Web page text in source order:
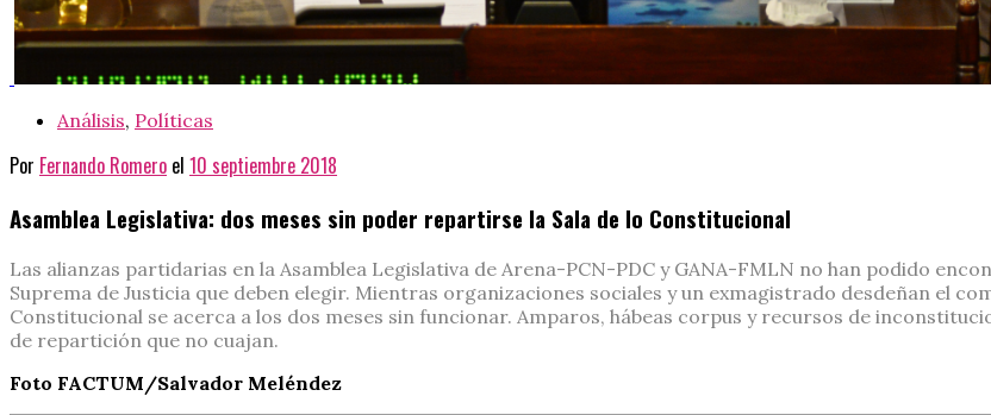
Análisis, Políticas
Por Fernando Romero el 10 septiembre 2018
Asamblea Legislativa: dos meses sin poder repartirse la Sala de lo Constitucional
Las alianzas partidarias en la Asamblea Legislativa de Arena-PCN-PDC y GANA-FMLN no han podido
Suprema de Justicia que deben elegir. Mientras organizaciones sociales y un exmagistrado desdeñan el
Constitucional se acerca a los dos meses sin funcionar. Amparos, hábeas corpus y recursos de
de repartición que no cuajan.
Foto FACTUM/Salvador Meléndez